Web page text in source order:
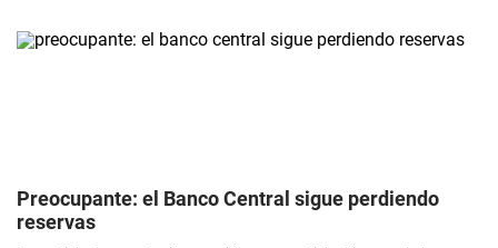
Preocupante: el Banco Central sigue perdiendo
reservas